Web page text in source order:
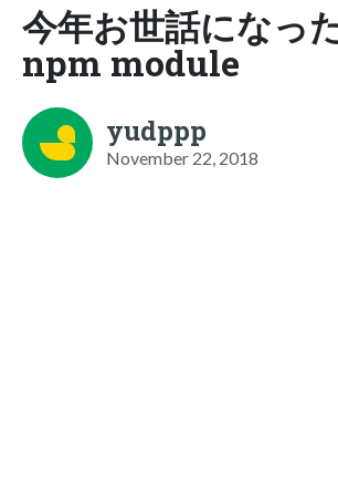
今年お世話になっ
npm module
yudppp
November 22, 2018